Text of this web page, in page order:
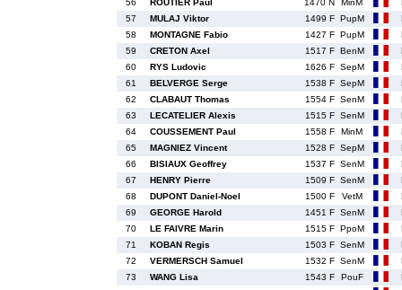
56
ROUTIER Paul 1470 N MinM
57
MULAJ Viktor 1499 F PupM
58
MONTAGNE Fabio 1427 F PupM
59
CRETON Axel 1517 F BenM
60
RYS Ludovic 1626 F SepM
61
BELVERGE Serge 1538 F SepM
62
CLABAUT Thomas 1554 F SenM
63
LECATELIER Alexis 1515 F SenM
64
COUSSEMENT Paul 1558 F MinM
65
MAGNIEZ Vincent 1528 F SepM
66
BISIAUX Geoffrey 1537 F SenM
67
HENRY Pierre 1509 F SenM
68
DUPONT Daniel-Noel 1500 F VetM
69
GEORGE Harold 1451 F SenM
70
LE FAIVRE Marin 1515 F PpoM
71
KOBAN Regis 1503 F SenM
72
VERMERSCH Samuel 1532 F SenM
73
WANG Lisa 1543 F PouF